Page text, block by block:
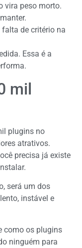
vira peso morto.
falta de critério na
Essa é a
mil
plugins no
atrativos.
precisa já existe
será um dos
instável e
como os plugins
ninguém para